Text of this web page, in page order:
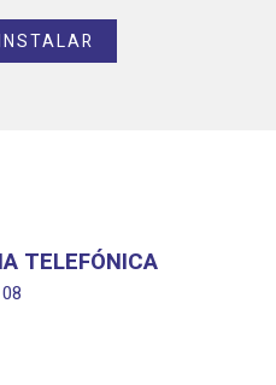
TELEFÓNICA